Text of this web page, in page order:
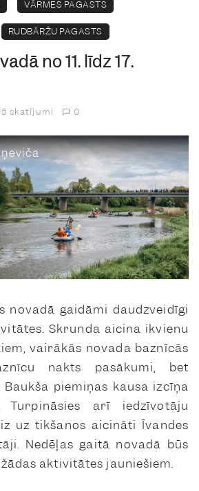
VĀRMES PAGASTS
RUDBĀRŽU PAGASTS
no 11. līdz 17.
skatījumi 0
novadā gaidāmi daudzveidīgi
Skrunda aicina ikvienu
vairākās novada baznīcās
nakts pasākumi, bet
piemiņas kausa izcīņa
Turpināsies arī iedzīvotāju
uz tikšanos aicināti Īvandes
Nedēļas gaitā novadā būs
aktivitātes jauniešiem.